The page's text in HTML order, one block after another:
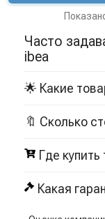
Часто
ibea
🌟 Какие
🔖 Сколько
Где
Какая